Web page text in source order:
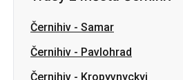
Černihiv - Samar
Černihiv - Pavlohrad
Černihiv - Kropyvnyckyj